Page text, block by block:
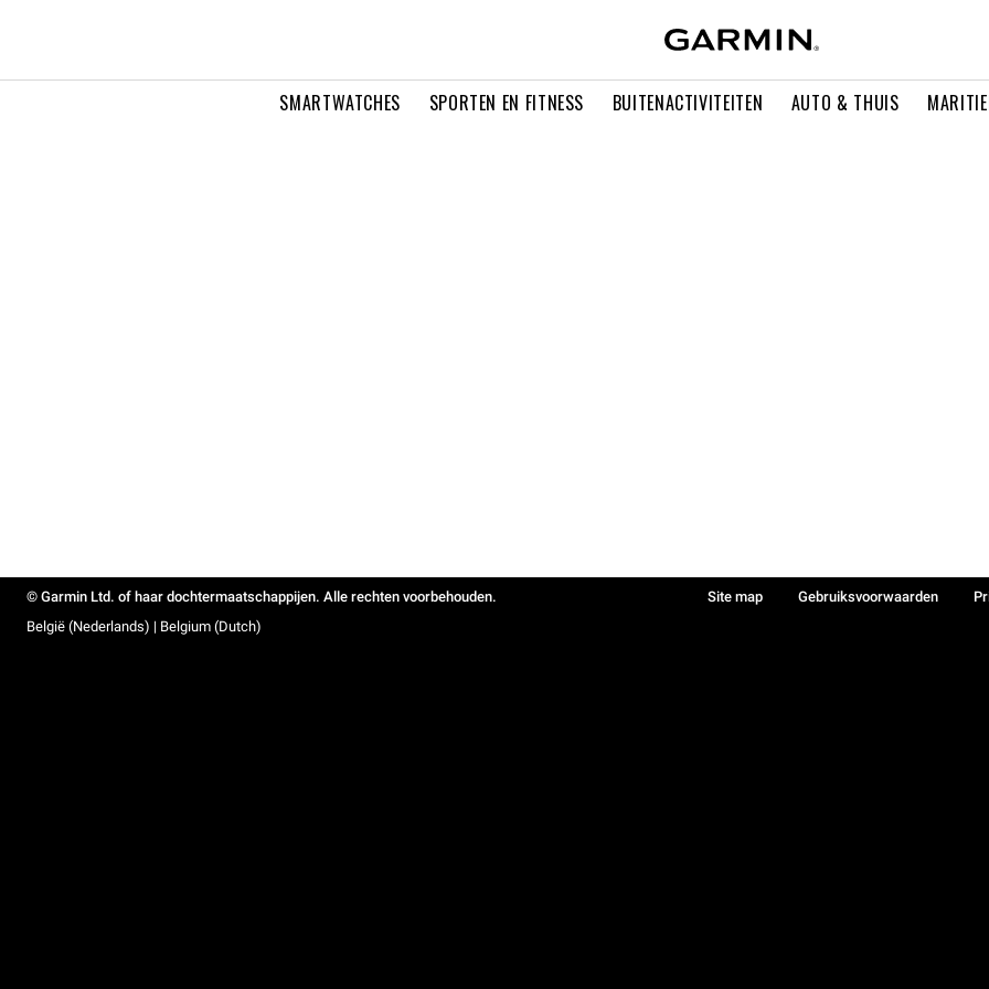
SMARTWATCHES SPORTEN EN FITNESS BUITENACTIVITEITEN AUTO & THUIS
© Garmin Ltd. of haar dochtermaatschappijen. Alle rechten voorbehouden. Site map Gebruiksvoorwaarden
België (Nederlands) | Belgium (Dutch)